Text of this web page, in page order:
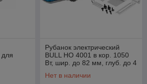
Рубанок электрический
BULL HO 4001 в кор. 1050
Вт, шир. до 82 мм, глуб. до 4
Нет в наличии